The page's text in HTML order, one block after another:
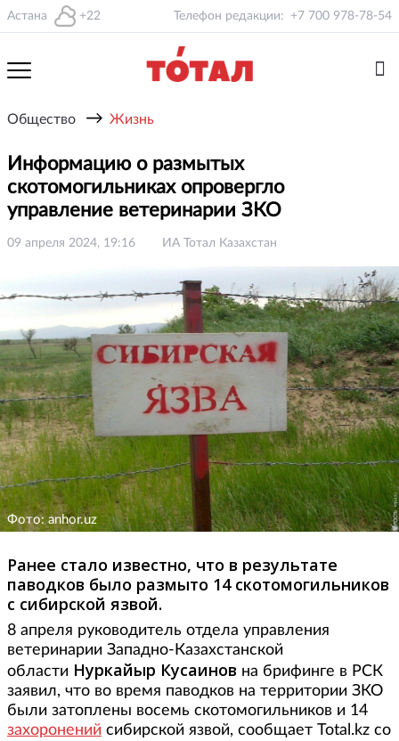
Астана +22 Телефон редакции: +7 700 978-78-54
Общество → Жизнь
Информацию о размытых
скотомогильниках опровергло
управление ветеринарии ЗКО
09 апреля 2024, 19:16 ИА Тотал Казахстан
Фото: anhor.uz
Ранее стало известно, что в результате
паводков было размыто 14 скотомогильников
с сибирской язвой.
8 апреля руководитель отдела управления
ветеринарии Западно-Казахстанской
области Нуркайыр Кусаинов на брифинге в РСК
заявил, что во время паводков на территории ЗКО
были затоплены восемь скотомогильников и 14
захоронений сибирской язвой, сообщает Total.kz со